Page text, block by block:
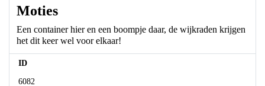
Moties
Een container hier en een boompje daar, de wijkraden krijgen
het dit keer wel voor elkaar!
ID
6082